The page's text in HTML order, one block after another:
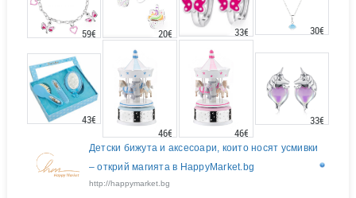
59€ 20€ 33€ 30€
43€
46€
46€
33€
Детски бижута и аксесоари, които носят усмивки
– открий магията в HappyMarket.bg
http://happymarket.bg